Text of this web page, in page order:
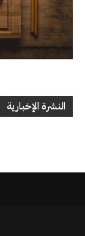
النشرة الإخبارية